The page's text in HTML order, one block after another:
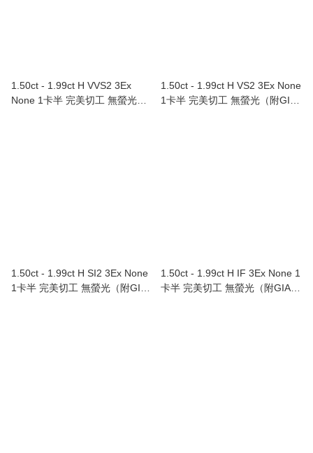
1.50ct - 1.99ct H VVS2 3Ex
None 1卡半 完美切工 無螢光
1.50ct - 1.99ct H VS2 3Ex None
1卡半 完美切工 無螢光（附GIA
1.50ct - 1.99ct H SI2 3Ex None
1卡半 完美切工 無螢光（附GIA
1.50ct - 1.99ct H IF 3Ex None 1
卡半 完美切工 無螢光（附GIA證